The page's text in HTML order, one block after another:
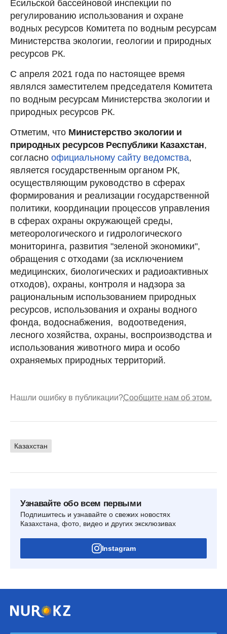
Есильской бассейновой инспекции по
регулированию использования и охране
водных ресурсов Комитета по водным ресурсам
Министерства экологии, геологии и природных
ресурсов РК.
С апреля 2021 года по настоящее время
являлся заместителем председателя Комитета
по водным ресурсам Министерства экологии и
природных ресурсов РК.
Отметим, что Министерство экологии и
природных ресурсов Республики Казахстан,
согласно официальному сайту ведомства,
является государственным органом РК,
осуществляющим руководство в сферах
формирования и реализации государственной
политики, координации процессов управления
в сферах охраны окружающей среды,
метеорологического и гидрологического
мониторинга, развития "зеленой экономики",
обращения с отходами (за исключением
медицинских, биологических и радиоактивных
отходов), охраны, контроля и надзора за
рациональным использованием природных
ресурсов, использования и охраны водного
фонда, водоснабжения, водоотведения,
лесного хозяйства, охраны, воспроизводства и
использования животного мира и особо
охраняемых природных территорий.
Нашли ошибку в публикации?Сообщите нам об этом.
Казахстан
Узнавайте обо всем первыми
Подпишитесь и узнавайте о свежих новостях
Казахстана, фото, видео и других эксклюзивах
Instagram